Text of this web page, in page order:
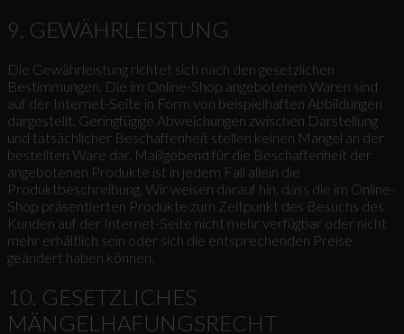
9. GEWÄHRLEISTUNG
Die Gewährleistung richtet sich nach den gesetzlichen
Bestimmungen. Die im Online-Shop angebotenen Waren sind
auf der Internet-Seite in Form von beispielhaften Abbildungen
dargestellt. Geringfügige Abweichungen zwischen Darstellung
und tatsächlicher Beschaffenheit stellen keinen Mangel an der
bestellten Ware dar. Maßgebend für die Beschaffenheit der
angebotenen Produkte ist in jedem Fall allein die
Produktbeschreibung. Wir weisen darauf hin, dass die im Online-
Shop präsentierten Produkte zum Zeitpunkt des Besuchs des
Kunden auf der Internet-Seite nicht mehr verfügbar oder nicht
mehr erhältlich sein oder sich die entsprechenden Preise
geändert haben können.
10. GESETZLICHES
MÄNGELHAFUNGSRECHT